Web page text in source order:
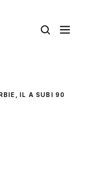
IL A SUBI 90